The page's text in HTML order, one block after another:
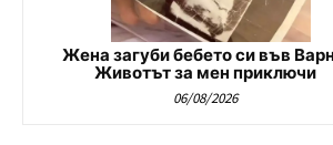
Жена загуби бебето си във
Животът за мен приключи
06/08/2026